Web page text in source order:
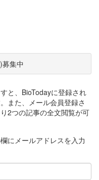
集中
と、BioTodayに登録され
また、メール会員登録さ
2つの記事の全文閲覧が可
にメールアドレスを入力